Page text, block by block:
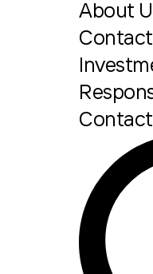
About
Contact